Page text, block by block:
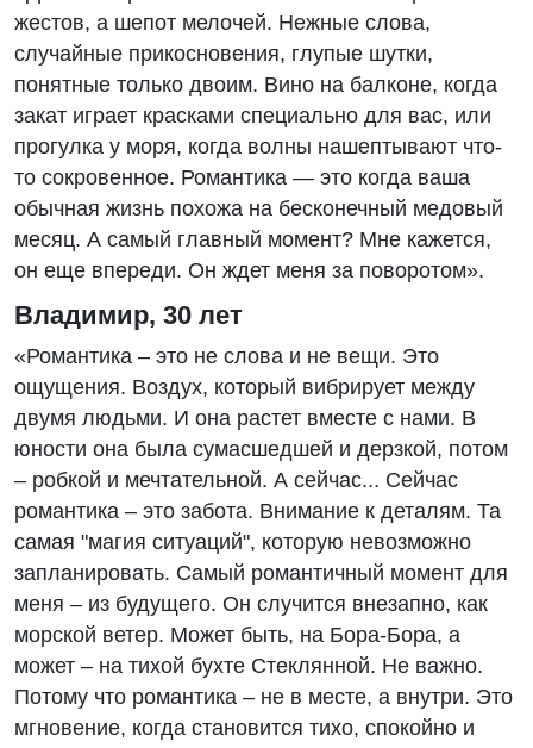
жестов, а шепот мелочей. Нежные слова,
случайные прикосновения, глупые шутки,
понятные только двоим. Вино на балконе, когда
закат играет красками специально для вас, или
прогулка у моря, когда волны нашептывают что-
то сокровенное. Романтика — это когда ваша
обычная жизнь похожа на бесконечный медовый
месяц. А самый главный момент? Мне кажется,
он еще впереди. Он ждет меня за поворотом».
Владимир, 30 лет
«Романтика – это не слова и не вещи. Это
ощущения. Воздух, который вибрирует между
двумя людьми. И она растет вместе с нами. В
юности она была сумасшедшей и дерзкой, потом
– робкой и мечтательной. А сейчас... Сейчас
романтика – это забота. Внимание к деталям. Та
самая "магия ситуаций", которую невозможно
запланировать. Самый романтичный момент для
меня – из будущего. Он случится внезапно, как
морской ветер. Может быть, на Бора-Бора, а
может – на тихой бухте Стеклянной. Не важно.
Потому что романтика – не в месте, а внутри. Это
мгновение, когда становится тихо, спокойно и